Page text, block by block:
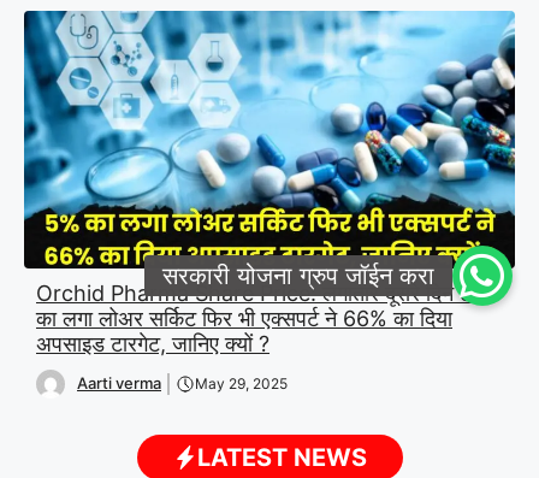
Orchid Pharma Share Price: लगातार दूसरे दिन 5%
का लगा लोअर सर्किट फिर भी एक्सपर्ट ने 66% का दिया
अपसाइड टारगेट, जानिए क्यों ?
Aarti verma May 29, 2025
LATEST NEWS